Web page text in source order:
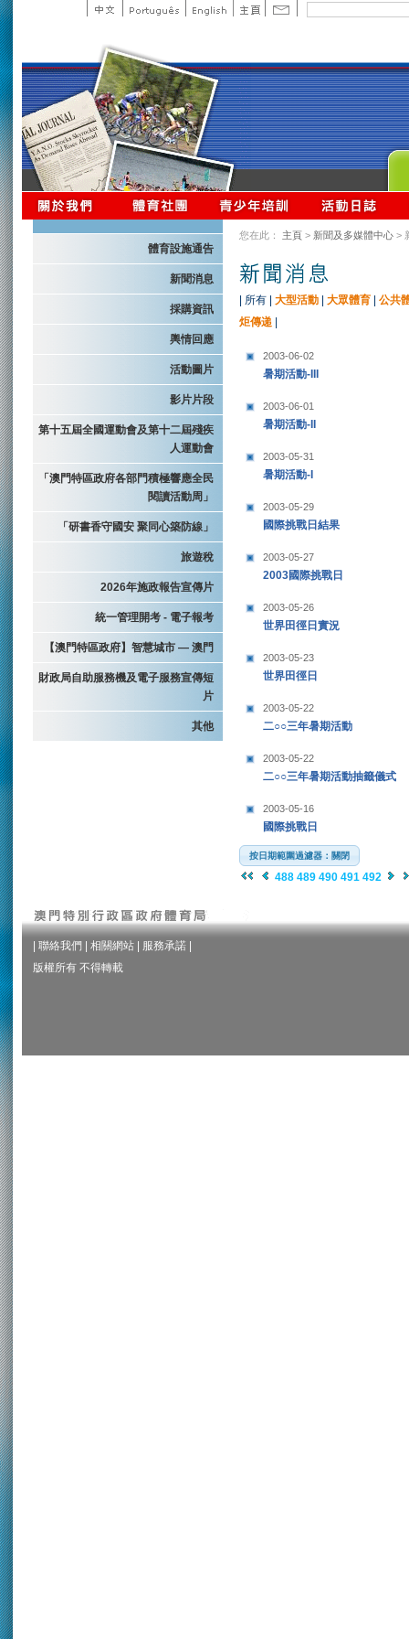
體育設施通告
新聞消息
採購資訊
輿情回應
活動圖片
影片片段
第十五屆全國運動會及第十二屆殘疾
人運動會
「澳門特區政府各部門積極響應全民
閱讀活動周」
「研書香守國安 聚同心築防線」
旅遊稅
2026年施政報告宣傳片
統一管理開考 - 電子報考
【澳門特區政府】智慧城市 — 澳門
財政局自助服務機及電子服務宣傳短
片
其他
您在此： 主頁 > 新聞及多媒體中心 >
所有 大型活動 大眾體育
公共
炬傳递
2003-06-02
暑期活動-III
2003-06-01
暑期活動-II
2003-05-31
暑期活動-I
2003-05-29
國際挑戰日結果
2003-05-27
2003國際挑戰日
2003-05-26
世界田徑日實況
2003-05-23
世界田徑日
2003-05-22
二○○三年暑期活動
2003-05-22
二○○三年暑期活動抽籤儀式
2003-05-16
國際挑戰日
按日期範圍過濾器：關閉
488 489 490 491 492
聯絡我們 相關網站 服務承諾
版權所有 不得轉載